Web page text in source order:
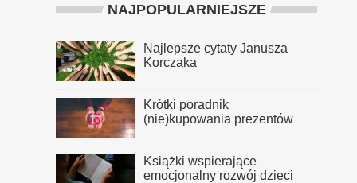
NAJPOPULARNIEJSZE
Najlepsze cytaty Janusza
Korczaka
Krótki poradnik
(nie)kupowania prezentów
Książki wspierające
emocjonalny rozwój dzieci